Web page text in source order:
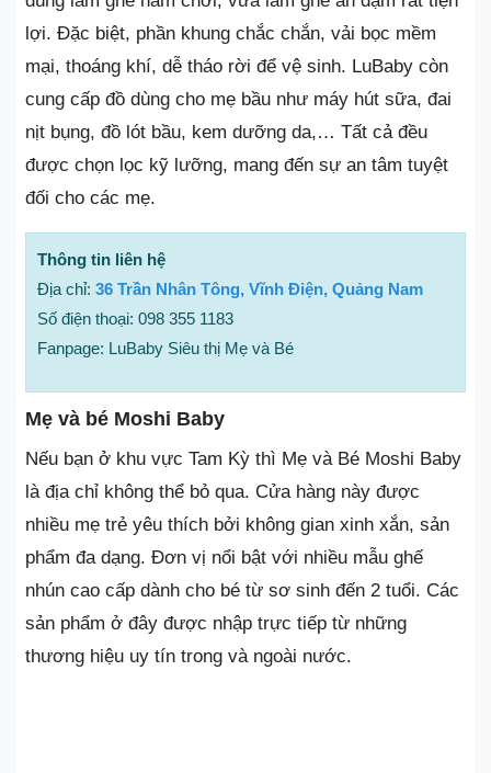
lợi. Đặc biệt, phần khung chắc chắn, vải bọc mềm
mại, thoáng khí, dễ tháo rời để vệ sinh. LuBaby còn
cung cấp đồ dùng cho mẹ bầu như máy hút sữa, đai
nịt bụng, đồ lót bầu, kem dưỡng da,… Tất cả đều
được chọn lọc kỹ lưỡng, mang đến sự an tâm tuyệt
đối cho các mẹ.
Thông tin liên hệ
Địa chỉ: 36 Trần Nhân Tông, Vĩnh Điện, Quảng Nam
Số điện thoại: 098 355 1183
Fanpage: LuBaby Siêu thị Mẹ và Bé
Mẹ và bé Moshi Baby
Nếu bạn ở khu vực Tam Kỳ thì Mẹ và Bé Moshi Baby
là địa chỉ không thể bỏ qua. Cửa hàng này được
nhiều mẹ trẻ yêu thích bởi không gian xinh xắn, sản
phẩm đa dạng. Đơn vị nổi bật với nhiều mẫu ghế
nhún cao cấp dành cho bé từ sơ sinh đến 2 tuổi. Các
sản phẩm ở đây được nhập trực tiếp từ những
thương hiệu uy tín trong và ngoài nước.